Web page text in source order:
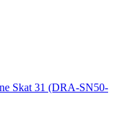
Skat 31 (DRA-SN50-